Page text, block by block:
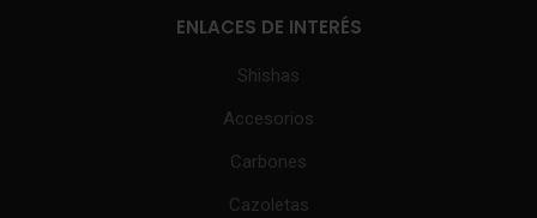
ENLACES DE INTERÉS
Shishas
Accesorios
Carbones
Cazoletas